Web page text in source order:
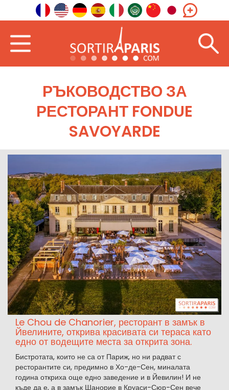
РЪКОВОДСТВО ЗА
РЕСТОРАНТ FONDUE
SAVOYARDE
Le Chou de Chanorier, ресторант в замък в
Йвелините, открива красивата си тераса като
едно от водещите места за открита зона.
Бистротата, които не са от Париж, но ни радват с
ресторантите си, предимно в Хо-де-Сен, миналата
година откриха още едно заведение и в Йевилин! И не
къде да е, а в замък Шанорие в Круаси-Сюр-Сен вече